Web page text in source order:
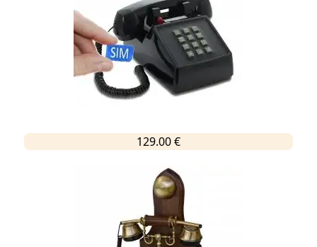
129.00 €